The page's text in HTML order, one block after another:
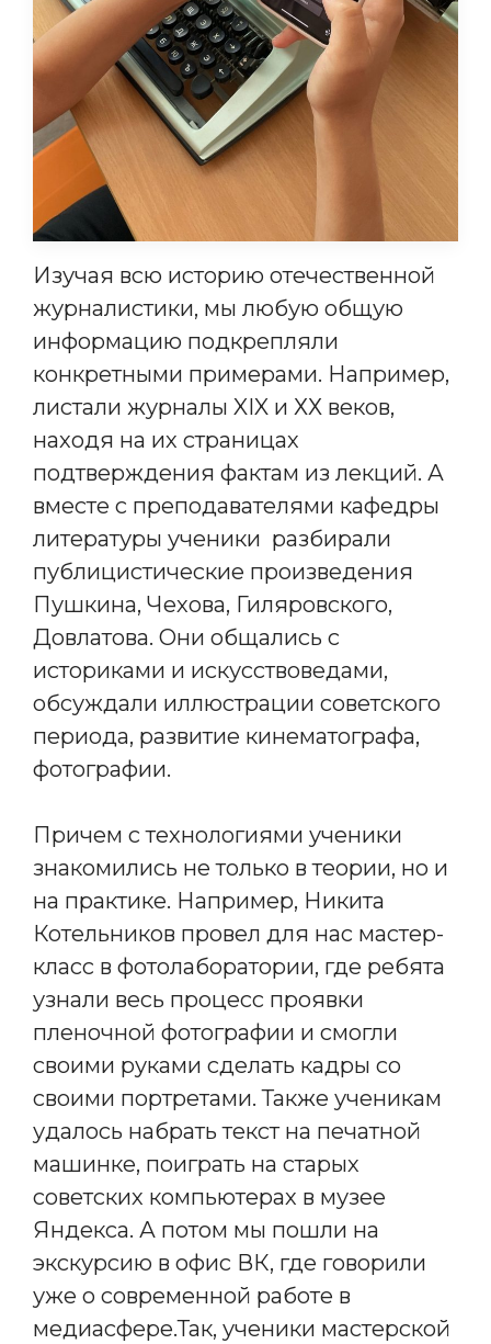
Изучая всю историю отечественной
журналистики, мы любую общую
информацию подкрепляли
конкретными примерами. Например,
листали журналы XIX и ХХ веков,
находя на их страницах
подтверждения фактам из лекций. А
вместе с преподавателями кафедры
литературы ученики разбирали
публицистические произведения
Пушкина, Чехова, Гиляровского,
Довлатова. Они общались с
историками и искусствоведами,
обсуждали иллюстрации советского
периода, развитие кинематографа,
фотографии.
Причем с технологиями ученики
знакомились не только в теории, но и
на практике. Например, Никита
Котельников провел для нас мастер-
класс в фотолаборатории, где ребята
узнали весь процесс проявки
пленочной фотографии и смогли
своими руками сделать кадры со
своими портретами. Также ученикам
удалось набрать текст на печатной
машинке, поиграть на старых
советских компьютерах в музее
Яндекса. А потом мы пошли на
экскурсию в офис ВК, где говорили
уже о современной работе в
медиасфере.Так, ученики мастерской